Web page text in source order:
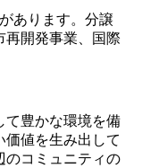
あります。分譲
再開発事業、国際
て豊かな環境を備
価値を生み出して
のコミュニティの